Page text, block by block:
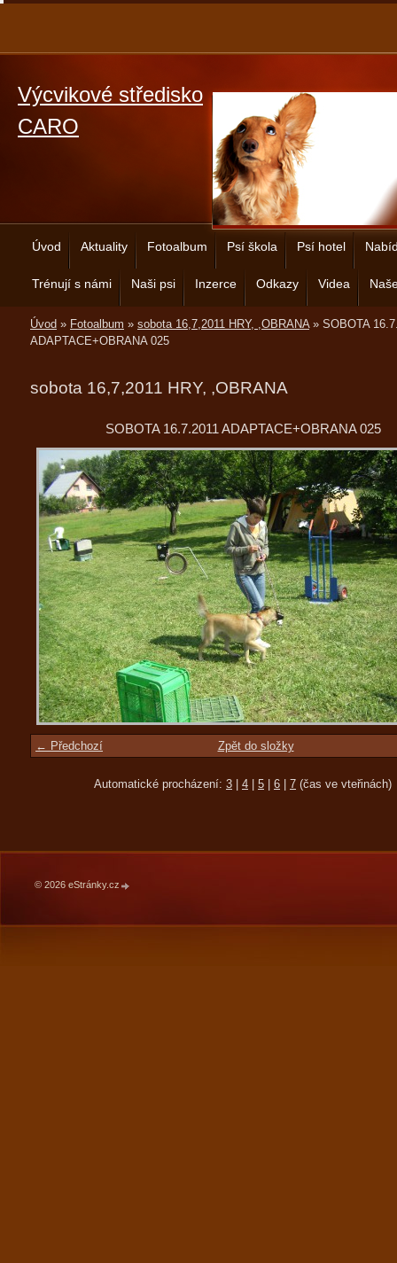
Výcvikové středisko
CARO
Úvod Aktuality Fotoalbum Psí škola Psí hotel
Trénují s námi Naši psi Inzerce Odkazy Videa
Úvod » Fotoalbum » sobota 16,7,2011 HRY, ,OBRANA» SOBOTA
ADAPTACE+OBRANA 025
sobota 16,7,2011 HRY, ,OBRANA
SOBOTA 16.7.2011 ADAPTACE+OBRANA 025
← Předchozí Zpět do složky
Automatické procházení: 3 4 5 6 7 (čas ve vteřinách)
© 2026 eStránky.cz